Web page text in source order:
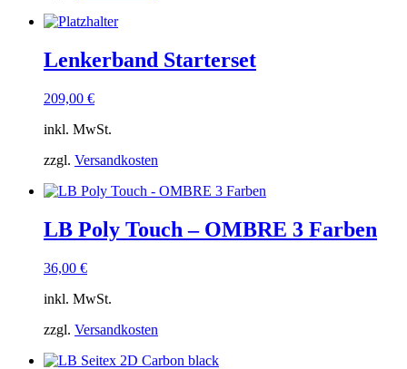
Lenkerband Starterset
209,00 €
inkl. MwSt.
zzgl. Versandkosten
LB Poly Touch – OMBRE 3 Farben
36,00 €
inkl. MwSt.
zzgl. Versandkosten